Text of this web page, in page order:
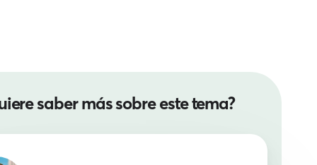
saber más sobre este tema?